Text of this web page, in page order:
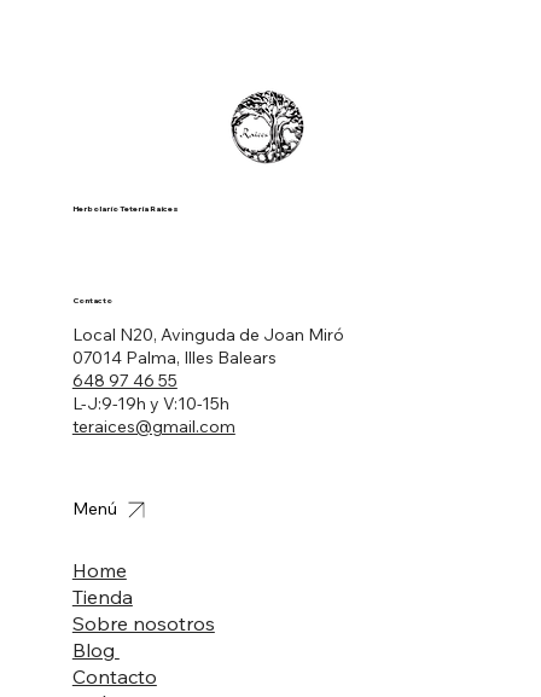
Herbolario Tetería Raíces
Local N20, Avinguda de Joan Miró
07014 Palma, Illes Balears
648 97 46 55
L-J:9-19h y V:10-15h
teraices@gmail.com
Contacto
Home
Tienda
Sobre nosotros
Blog
Contacto
Menú